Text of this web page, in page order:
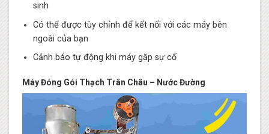
sinh
Có thể được tùy chỉnh để kết nối với các máy bên
ngoài của bạn
Cảnh báo tự động khi máy gặp sự cố
Máy Đóng Gói Thạch Trân Châu – Nước Đường